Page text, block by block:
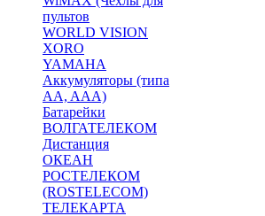
пультов
WORLD VISION
XORO
YAMAHA
Аккумуляторы (типа
AA, AAA)
Батарейки
ВОЛГАТЕЛЕКОМ
Дистанция
ОКЕАН
РОСТЕЛЕКОМ
(ROSTELECOM)
ТЕЛЕКАРТА